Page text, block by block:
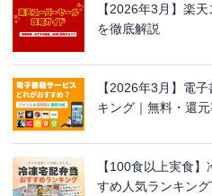
【2026年3月】楽
を徹底解説
【2026年3月】電
キング｜無料・還
【100食以上実食
すめ人気ランキン